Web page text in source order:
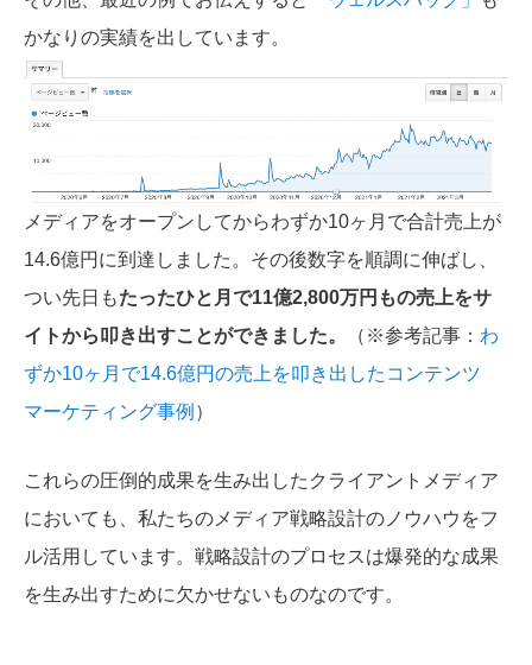
かなりの実績を出しています。
メディアをオープンしてからわずか10ヶ月で合計売上が
14.6億円に到達しました。その後数字を順調に伸ばし、
つい先日もたったひと月で11億2,800万円もの売上をサ
イトから叩き出すことができました。
（※参考記事： わ
ずか10ヶ月で14.6億円の売上を叩き出したコンテンツ
マーケティング事例 ）
これらの圧倒的成果を生み出したクライアントメディア
においても、私たちのメディア戦略設計のノウハウをフ
ル活用しています。戦略設計のプロセスは爆発的な成果
を生み出すために欠かせないものなのです。